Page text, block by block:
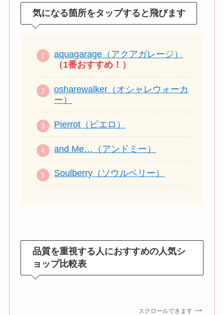
気になる箇所をタップすると飛びます
aquagarage（アクアガレージ）
（1番おすすめ！）
osharewalker（オシャレウォーカ
ー）
Pierrot（ピエロ）
and Me…（アンドミー）
Soulberry（ソウルベリー）
品質を重視する人におすすめの人気シ
ョップ比較表
スクロールできます